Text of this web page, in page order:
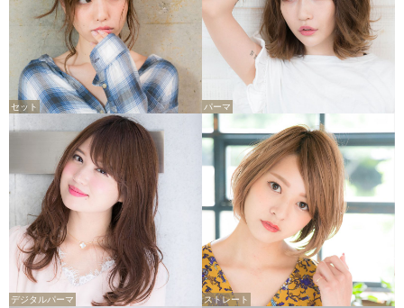
セット パーマ
デジタルパーマ ストレート